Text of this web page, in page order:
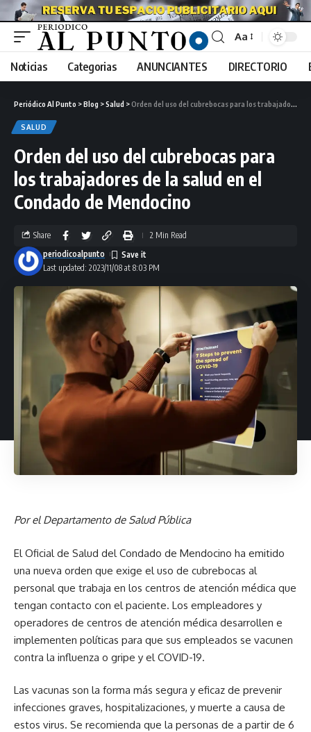
Aa
Noticias Categorias ANUNCIANTES DIRECTORIO
Periódico Al Punto >Blog >Salud >Orden del uso del cubrebocas para los trabajadores de la salud en el Condado de Mendocino
SALUD
Orden del uso del cubrebocas para
los trabajadores de la salud en el
Condado de Mendocino
Last updated: 2023/11/08 at 8:03 PM
periodicoalpunto
Share 2 Min Read
Por el Departamento de Salud Pública
El Oficial de Salud del Condado de Mendocino ha emitido
una nueva orden que exige el uso de cubrebocas al
personal que trabaja en los centros de atención médica que
tengan contacto con el paciente. Los empleadores y
operadores de centros de atención médica desarrollen e
implementen políticas para que sus empleados se vacunen
contra la influenza o gripe y el COVID-19.
Las vacunas son la forma más segura y eficaz de prevenir
infecciones graves, hospitalizaciones, y muerte a causa de
estos virus. Se recomienda que la personas de a partir de 6